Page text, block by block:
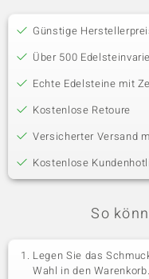
Günstige
Über 500
Echte Edelsteine mit
Kostenlose Retoure
Versicherter Versand
Kostenlose
So
Legen Sie das
Wahl in den Warenkorb.